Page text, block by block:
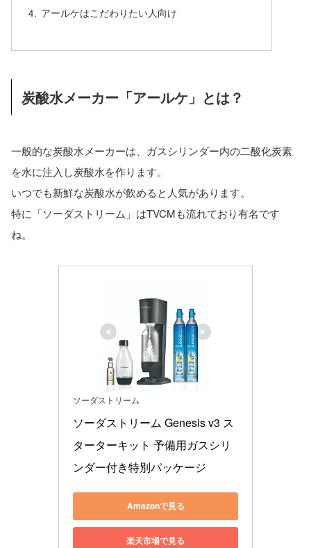
アールケはこだわりたい人向け
炭酸水メーカー「アールケ」とは？
一般的な炭酸水メーカーは、ガスシリンダー内の二酸化炭素
を水に注入し炭酸水を作ります。
いつでも新鮮な炭酸水が飲めると人気があります。
特に「ソーダストリーム」はTVCMも流れており有名です
ね。
ソーダストリーム
ソーダストリーム Genesis v3 ス
ターターキット 予備用ガスシリ
ンダー付き特別パッケージ
Amazonで見る
楽天市場で見る